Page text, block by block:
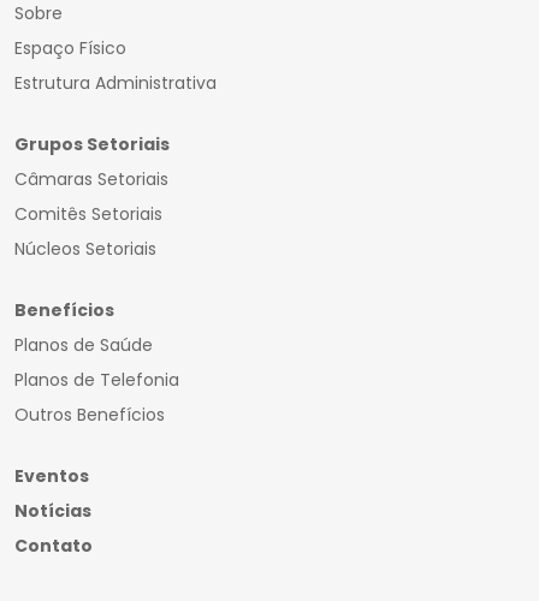
Sobre
Espaço Físico
Estrutura Administrativa
Grupos Setoriais
Câmaras Setoriais
Comitês Setoriais
Núcleos Setoriais
Benefícios
Planos de Saúde
Planos de Telefonia
Outros Benefícios
Eventos
Notícias
Contato